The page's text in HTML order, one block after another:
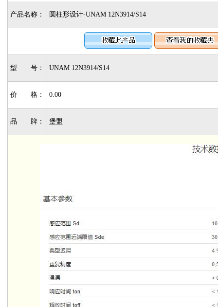
产品名称： 圆柱形设计-UNAM 12N3914/S14
型 号： UNAM 12N3914/S14
价 格： 0.00
品 牌： 堡盟